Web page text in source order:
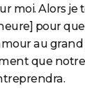
moi. Alors je
pour
au grand
que notre